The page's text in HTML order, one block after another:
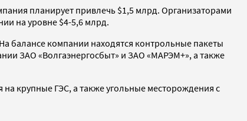
планирует привлечь $1,5 млрд. Организаторами
на уровне $4-5,6 млрд.
балансе компании находятся контрольные пакеты
ЗАО «Волгаэнергосбыт» и ЗАО «МАРЭМ+», а также
крупные ГЭС, а также угольные месторождения с